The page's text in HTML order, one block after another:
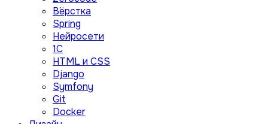
Вёрстка
Spring
Нейросети
1C
HTML и CSS
Django
Symfony
Git
Docker